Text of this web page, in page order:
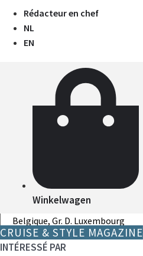
Rédacteur en chef
NL
EN
Winkelwagen
CRUISE & STYLE MAGAZINE
INTÉRESSÉ PAR